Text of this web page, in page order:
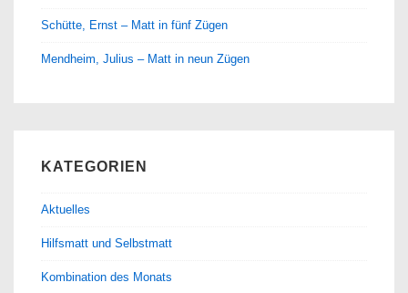
Schütte, Ernst – Matt in fünf Zügen
Mendheim, Julius – Matt in neun Zügen
KATEGORIEN
Aktuelles
Hilfsmatt und Selbstmatt
Kombination des Monats